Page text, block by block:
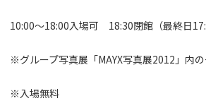
10:00～18:00入場可 18:30閉館（最終日
※グループ写真展「MAYX写真展2012」内
※入場無料